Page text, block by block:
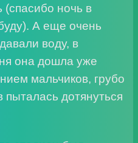
(спасибо ночь в
А еще очень
воду, в
она дошла уже
мальчиков, грубо
пыталась дотянуться